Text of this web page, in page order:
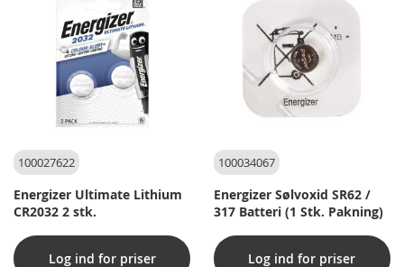
100027622
Energizer Ultimate Lithium
CR2032 2 stk.
Log ind for priser
100034067
Energizer Sølvoxid SR62 /
317 Batteri (1 Stk. Pakning)
Log ind for priser